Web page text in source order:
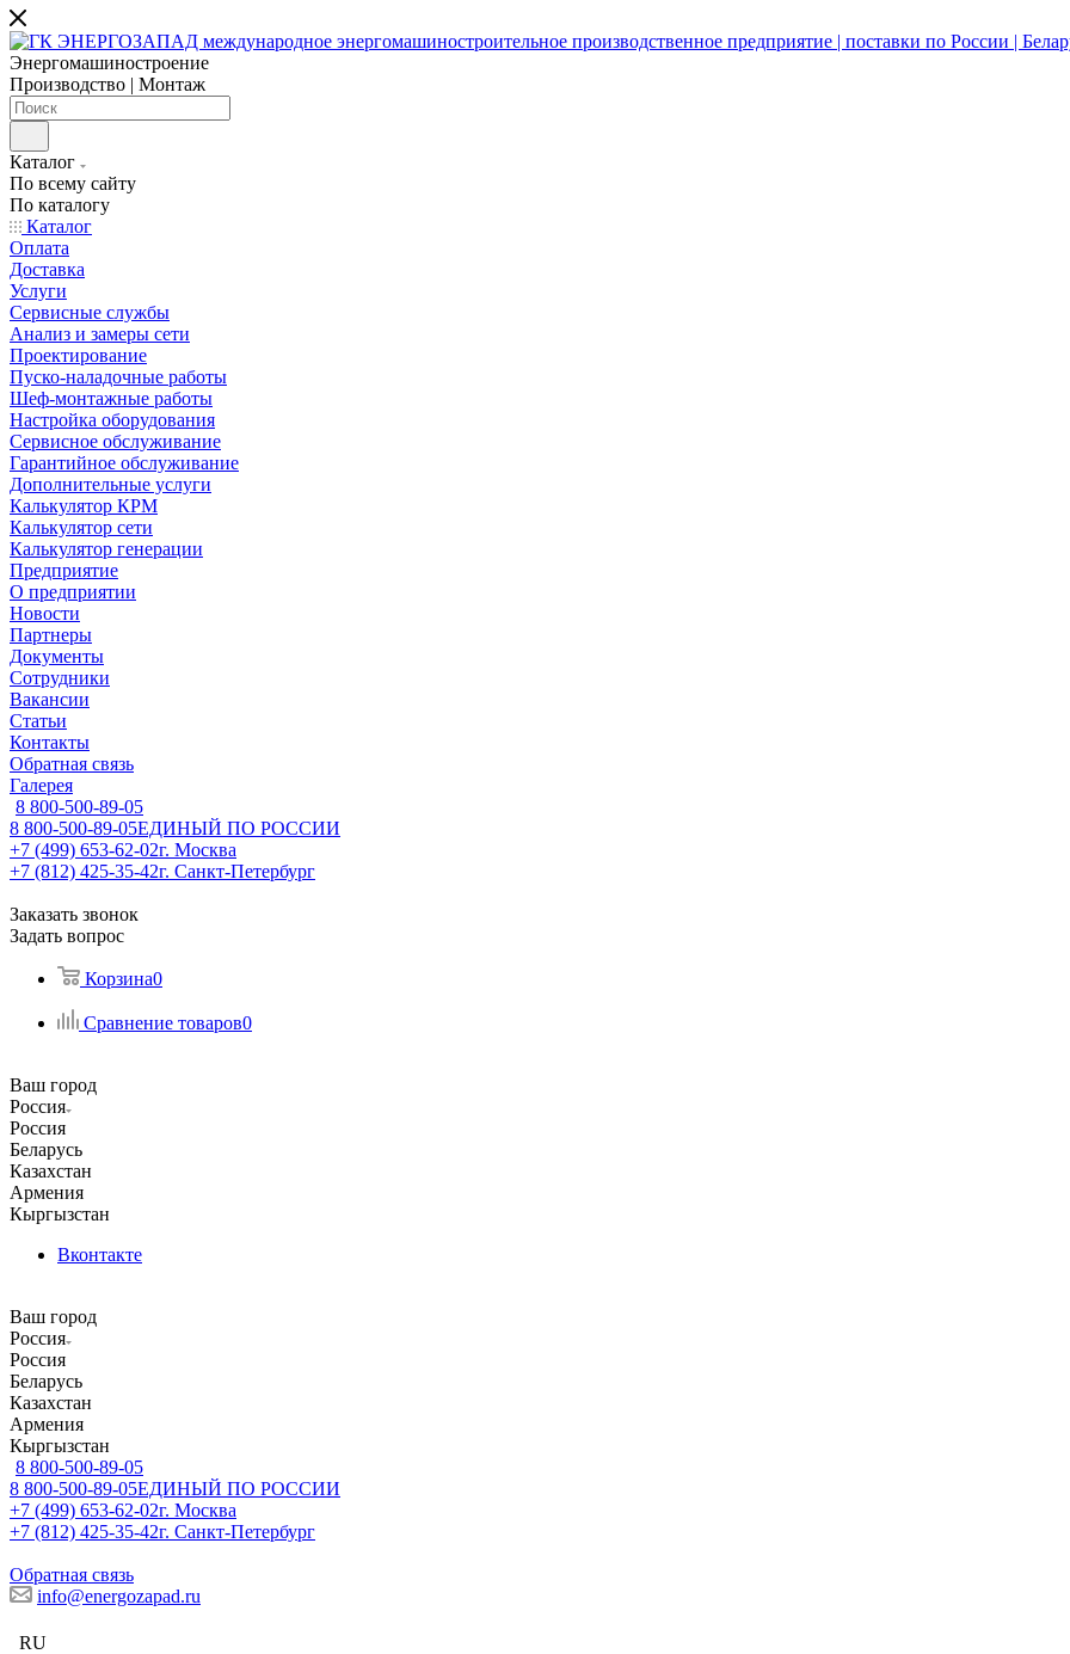
Энергомашиностроение
Производство | Монтаж
Каталог
По всему сайту
По каталогу
Каталог
Оплата
Доставка
Услуги
Сервисные службы
Анализ и замеры сети
Проектирование
Пуско-наладочные работы
Шеф-монтажные работы
Настройка оборудования
Сервисное обслуживание
Гарантийное обслуживание
Дополнительные услуги
Калькулятор КРМ
Калькулятор сети
Калькулятор генерации
Предприятие
О предприятии
Новости
Партнеры
Документы
Сотрудники
Вакансии
Статьи
Контакты
Обратная связь
Галерея
8 800-500-89-05
8 800-500-89-05ЕДИНЫЙ ПО РОССИИ
+7 (499) 653-62-02г. Москва
+7 (812) 425-35-42г. Санкт-Петербург
Заказать звонок
Задать вопрос
Корзина0
Сравнение товаров0
Ваш город
Россия
Россия
Беларусь
Казахстан
Армения
Кыргызстан
Вконтакте
Ваш город
Россия
Россия
Беларусь
Казахстан
Армения
Кыргызстан
8 800-500-89-05
8 800-500-89-05ЕДИНЫЙ ПО РОССИИ
+7 (499) 653-62-02г. Москва
+7 (812) 425-35-42г. Санкт-Петербург
Обратная связь
info@energozapad.ru
RU